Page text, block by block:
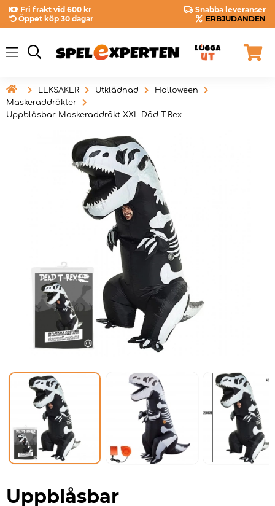
Fri frakt vid 600 kr
Snabba leveranser
Öppet köp 30 dagar
ERBJUDANDEN
 LEKSAKER Utklädnad
Halloween
Maskeraddräkter
Uppblåsbar Maskeraddräkt XXL Död T-Rex
Uppblåsbar